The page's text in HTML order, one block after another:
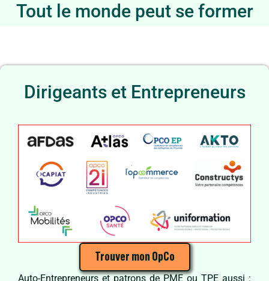
Tout le monde peut se former
Dirigeants et Entrepreneurs
Trouver mon OpCo
Auto-Entrepreneurs et patrons de PME ou TPE aussi :